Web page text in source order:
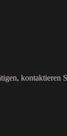
kontaktieren